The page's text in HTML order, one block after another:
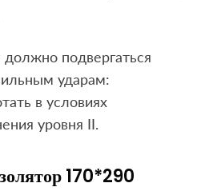
подвергаться
ударам:
в условиях
уровня II.
170*290